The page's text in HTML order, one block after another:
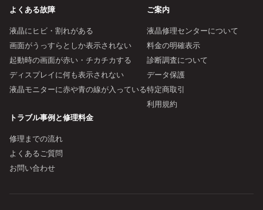
よくある故障
液晶にヒビ・割れがある
画面がうっすらとしか表示されない
起動時の画面が赤い・チカチカする
ディスプレイに何も表示されない
液晶モニターに赤や青の線が入っている
ご案内
液晶修理センターについて
料金の明確表示
診断調査について
データ保護
特定商取引
利用規約
トラブル事例と修理料金
修理までの流れ
よくあるご質問
お問い合わせ